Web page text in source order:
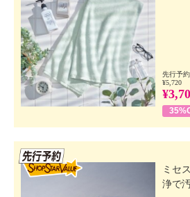
先行予
¥5,720
ミセ
浄で